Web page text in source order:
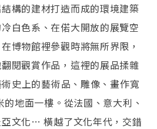
構的建材打造而成的環境建築
白色系、在偌大開放的展覽空
博物館裡參觀時將無所界限，
閱觀賞作品，這裡的展品揉雜
史上的藝術品、雕像、畫作寬
地面一樓。從法國、意大利、
文化… 橫越了文化年代，交錯